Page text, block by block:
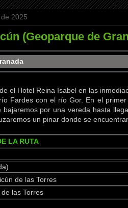
2025
(Geoparque de
el Hotel Reina Isabel en las
Fardes con el río Gor. En el
por una vereda hasta
un pinar donde se
LA RUTA
de las Torres
las Torres